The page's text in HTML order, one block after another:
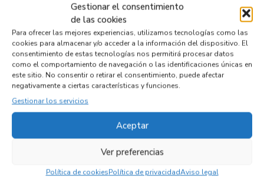
Gestionar el consentimiento
de las cookies
Para ofrecer las mejores experiencias, utilizamos tecnologías como las
cookies para almacenar y/o acceder a la información del dispositivo. El
consentimiento de estas tecnologías nos permitirá procesar datos
como el comportamiento de navegación o las identificaciones únicas en
este sitio. No consentir o retirar el consentimiento, puede afectar
negativamente a ciertas características y funciones.
Gestionar los servicios
Aceptar
Ver preferencias
Política de cookiesPolítica de privacidadAviso legal
TERMOSTATO 349978624
Recambios » OTROS...MODELOS
Referencia ID:
147080
Referencia OEM: 349978624
17,95€ (IVA no incluído)